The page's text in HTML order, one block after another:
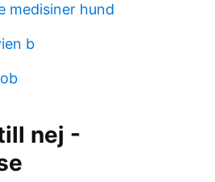
medisiner hund
b
nej -